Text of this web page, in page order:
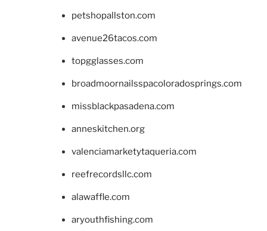
petshopallston.com
avenue26tacos.com
topgglasses.com
broadmoornailsspacoloradosprings.com
missblackpasadena.com
anneskitchen.org
valenciamarketytaqueria.com
reefrecordsllc.com
alawaffle.com
aryouthfishing.com